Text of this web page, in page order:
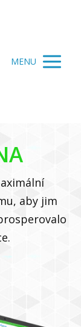
MENU
aby jim